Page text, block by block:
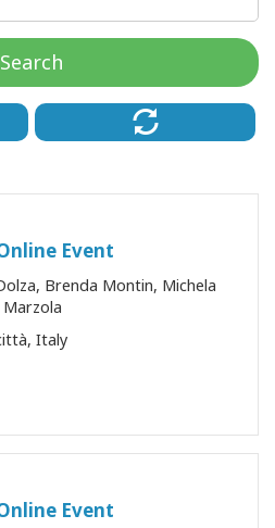
Search
Event
Brenda Montin, Michela
Italy
Event